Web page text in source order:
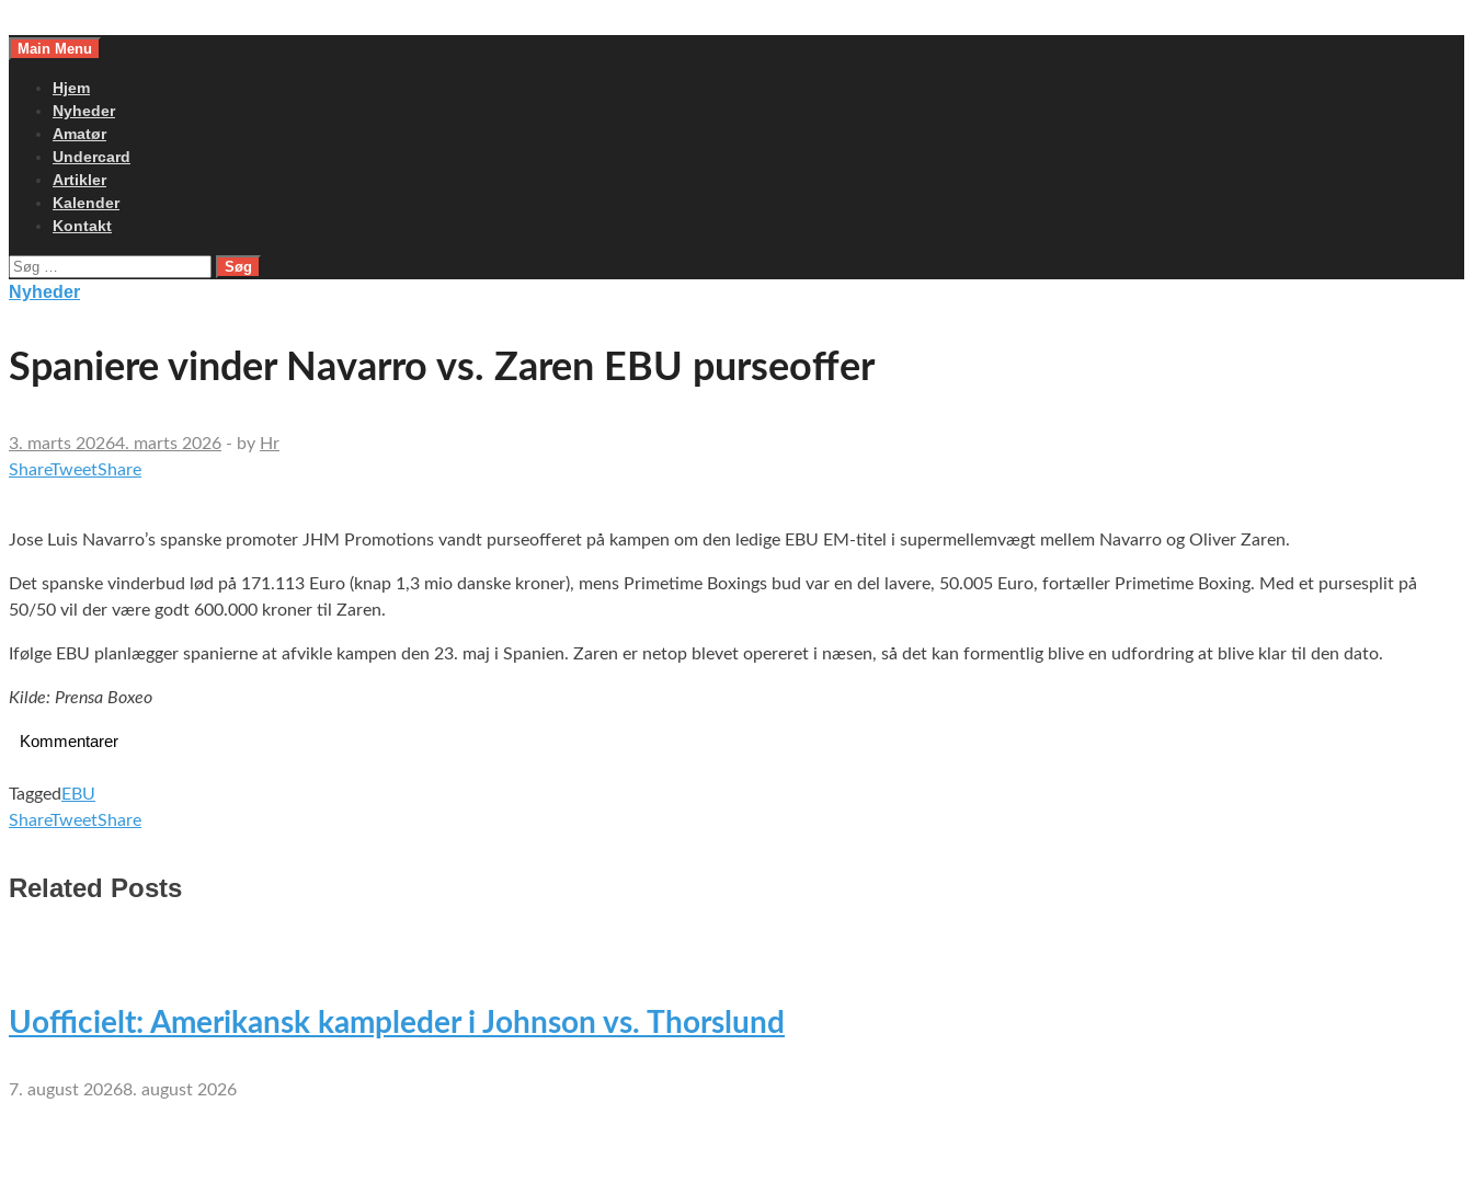
toMain Menu
Hjem
Nyheder
Amatør
Undercard
Artikler
Kalender
Kontakt
Søg
efter:
Nyheder
Spaniere vinder Navarro vs. Zaren EBU purseoffer
3. marts 20264. marts 2026 - by Hr
ShareTweetShare
Jose Luis Navarro’s spanske promoter JHM Promotions vandt purseofferet på kampen om den ledige EBU EM-titel i supermellemvægt mellem Navarro og Oliver Zaren.
Det spanske vinderbud lød på 171.113 Euro (knap 1,3 mio danske kroner), mens Primetime Boxings bud var en del lavere, 50.005 Euro, fortæller Primetime Boxing. Med et pursesplit på
50/50 vil der være godt 600.000 kroner til Zaren.
Ifølge EBU planlægger spanierne at afvikle kampen den 23. maj i Spanien. Zaren er netop blevet opereret i næsen, så det kan formentlig blive en udfordring at blive klar til den dato.
Kilde: Prensa Boxeo
Kommentarer
Tagged EBU
ShareTweetShare
Related Posts
Uofficielt: Amerikansk kampleder i Johnson vs. Thorslund
7. august 20268. august 2026